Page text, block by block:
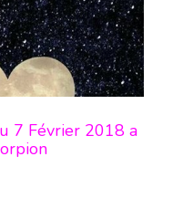
7 Février 2018 a